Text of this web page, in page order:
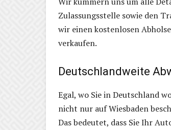
Zulassungsstelle sowie den
wir einen kostenlosen
verkaufen.
Deutschlandweite
Egal, wo Sie in Deutschland
nicht nur auf Wiesbaden
Das bedeutet, dass Sie Ihr